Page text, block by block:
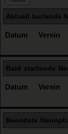
Aktuell laufende
Datum Verein
Bald startende
Datum Verein
Beendete